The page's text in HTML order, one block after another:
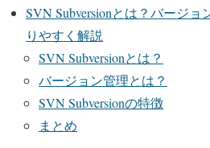
SVN Subversionとは？バージ
りやすく解説
SVN Subversionとは？
バージョン管理とは？
SVN Subversionの特徴
まとめ